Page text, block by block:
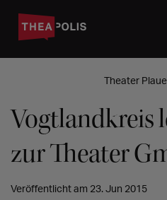
Theater
Vogtlandkreis
zur Theater
Veröffentlicht am 23. Jun 2015